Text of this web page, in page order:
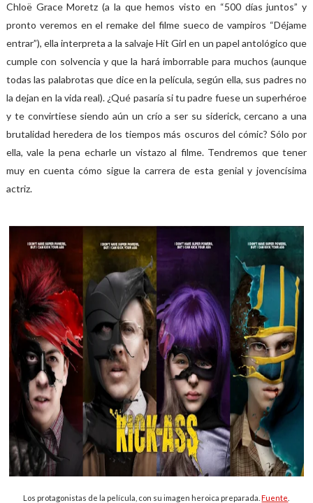
Chloë Grace Moretz (a la que hemos visto en “500 días juntos” y
pronto veremos en el remake del filme sueco de vampiros “Déjame
entrar”), ella interpreta a la salvaje Hit Girl en un papel antológico que
cumple con solvencia y que la hará imborrable para muchos (aunque
todas las palabrotas que dice en la película, según ella, sus padres no
la dejan en la vida real). ¿Qué pasaría si tu padre fuese un superhéroe
y te convirtiese siendo aún un crío a ser su siderick, cercano a una
brutalidad heredera de los tiempos más oscuros del cómic? Sólo por
ella, vale la pena echarle un vistazo al filme. Tendremos que tener
muy en cuenta cómo sigue la carrera de esta genial y jovencísima
actriz.
Los protagonistas de la película, con su imagen heroica preparada.Fuente